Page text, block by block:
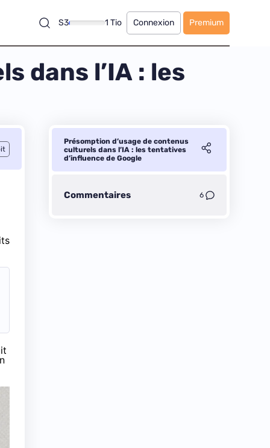
S3 1 Tio Connexion Premium
dans l’IA : les
Présomption d’usage de contenus
culturels dans l’IA : les tentatives
d’influence de Google
Commentaires 6